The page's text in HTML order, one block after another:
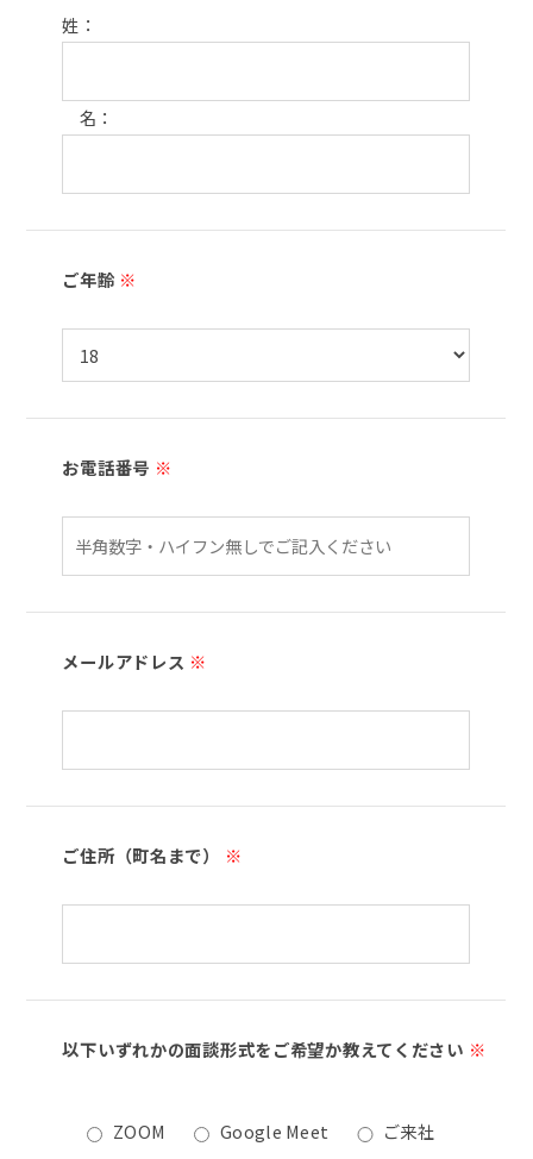
姓：
名：
ご年齢 ※
お電話番号 ※
メールアドレス ※
ご住所（町名まで） ※
以下いずれかの面談形式をご希望か教えてください ※
ZOOM Google Meet ご来社